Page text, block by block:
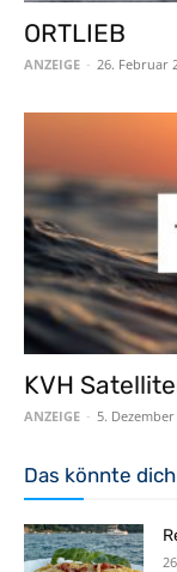
ORTLIEB
ANZEIGE - 26. Februar
KVH
ANZEIGE - 5.
Das könnte